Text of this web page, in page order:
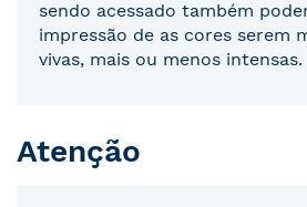
sendo acessado também
impressão de as cores serem
vivas, mais ou menos intensas.
Atenção